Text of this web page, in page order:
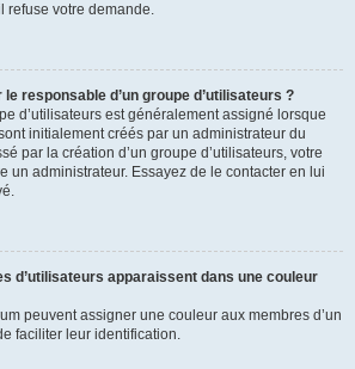
refuse votre demande.
responsable d’un groupe d’utilisateurs ?
d’utilisateurs est généralement assigné lorsque
initialement créés par un administrateur du
par la création d’un groupe d’utilisateurs, votre
un administrateur. Essayez de le contacter en lui
d’utilisateurs apparaissent dans une couleur
peuvent assigner une couleur aux membres d’un
faciliter leur identification.